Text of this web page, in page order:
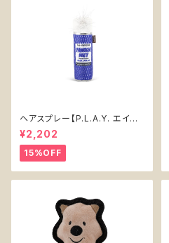
ヘアスプレー【P.L.A.Y. エイテ
ィーズ クラシック】犬用おもちゃ
Pawqua Net 【P.L.A.Y. 80s
Classics Collection】
¥2,202
15%OFF